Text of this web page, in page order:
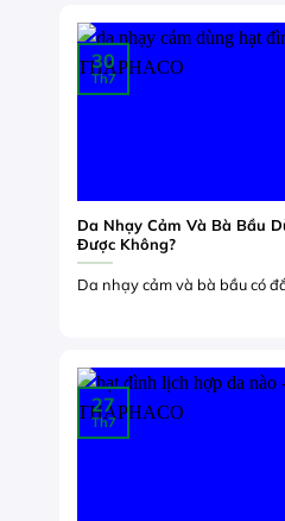
Da Nhạy Cảm Và Bà Bầu
Được Không?
Da nhạy cảm và bà bầu có
30
Th7
27
Th7